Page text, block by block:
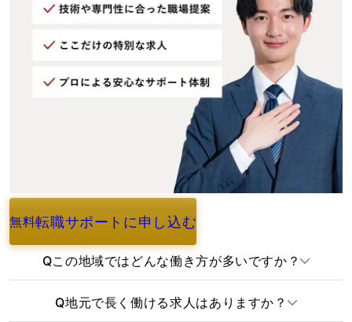
無料転職サポートに申し込む
よくあるご質問
Qこの地域ではどんな働き方が多いですか？
Q地元で長く働ける求人はありますか？